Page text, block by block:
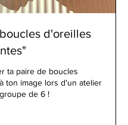
d'oreilles
ta paire de boucles
ton image lors d'un atelier
de 6 !